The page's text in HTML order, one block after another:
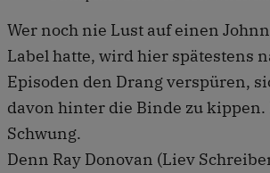
Wer noch nie Lust auf einen
Label hatte, wird hier spätestens
Episoden den Drang verspüren,
davon hinter die Binde zu
Schwung.
Denn Ray Donovan (Liev